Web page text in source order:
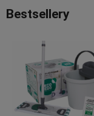
zaschnięte jedzenie schodzi
Szczotka godna uwagi
Sara1993
Bestsellery